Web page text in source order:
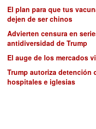
El plan para que tus
dejen de ser chinos
Advierten censura en
antidiversidad de Trump
El auge de los mercados
Trump autoriza detención
hospitales e iglesias